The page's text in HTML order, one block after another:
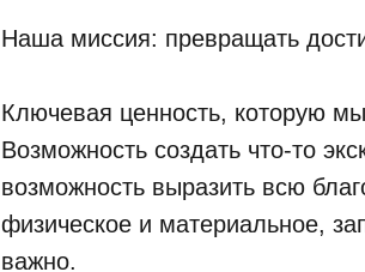
Наша миссия: превращать
Ключевая ценность, которую
Возможность создать что-то
возможность выразить всю
физическое и материальное,
важно.